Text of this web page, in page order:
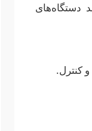
دستگاه‌های
کنترل.